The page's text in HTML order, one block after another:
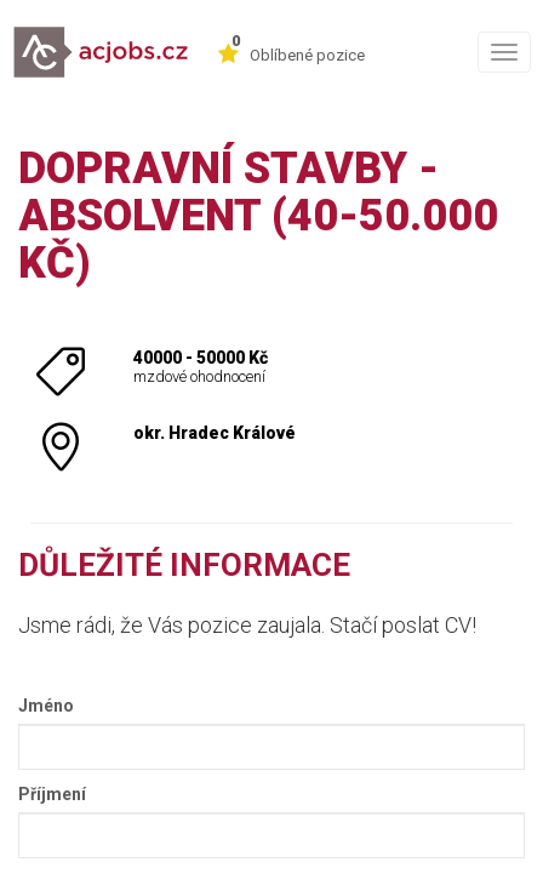
0
Oblíbené pozice
DOPRAVNÍ STAVBY -
ABSOLVENT (40-50.000
KČ)
40000 - 50000 Kč
mzdové ohodnocení
okr. Hradec Králové
DŮLEŽITÉ INFORMACE
Jsme rádi, že Vás pozice zaujala. Stačí poslat CV!
Jméno
Příjmení